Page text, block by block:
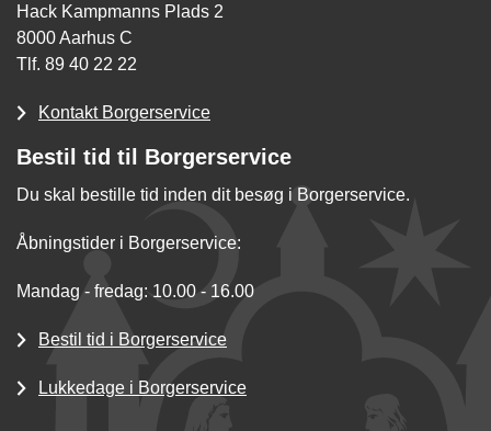
Hack Kampmanns Plads 2
8000 Aarhus C
Tlf. 89 40 22 22
Kontakt Borgerservice
Bestil tid til Borgerservice
Du skal bestille tid inden dit besøg i Borgerservice.
Åbningstider i Borgerservice:
Mandag - fredag: 10.00 - 16.00
Bestil tid i Borgerservice
Lukkedage i Borgerservice